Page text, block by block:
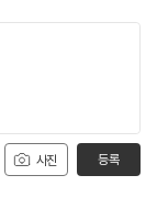
사진 등록